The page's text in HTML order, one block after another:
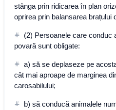
stânga prin ridicarea în plan
oprirea prin balansarea brațului
(2) Persoanele care conduc
povară sunt obligate:
a) să se deplaseze pe
cât mai aproape de marginea
carosabilului;
b) să conducă animalele